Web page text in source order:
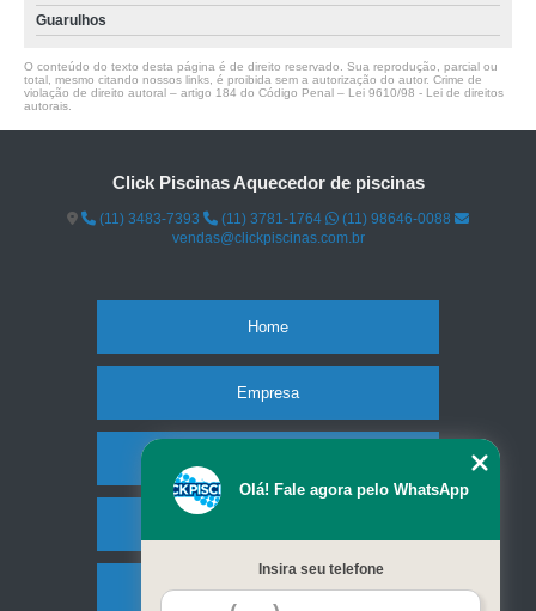
Guarulhos
O conteúdo do texto desta página é de direito reservado. Sua reprodução, parcial ou
total, mesmo citando nossos links, é proibida sem a autorização do autor. Crime de
violação de direito autoral – artigo 184 do Código Penal – Lei 9610/98 - Lei de direitos
autorais
Click Piscinas Aquecedor de piscinas
(11) 3483-7393 (11) 3781-1764
(11) 98646-0088
vendas@clickpiscinas.com.br
Home
Empresa
Contato
Olá! Fale agora pelo WhatsApp
Insira seu telefone